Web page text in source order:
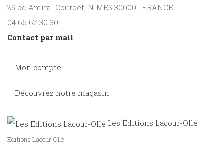
25 bd Amiral Courbet, NIMES 30000 , FRANCE
04 66 67 30 30
Contact par mail
Mon compte
Découvrez notre magasin
Les Éditions Lacour-Ollé
Editions Lacour Ollé